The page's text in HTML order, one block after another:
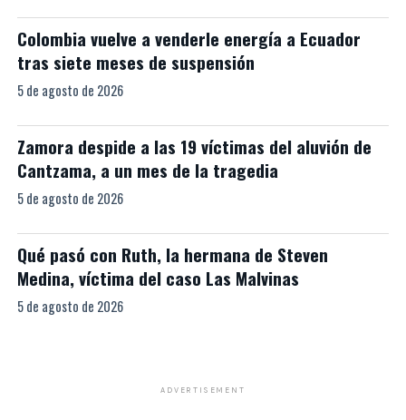
Colombia vuelve a venderle energía a Ecuador
tras siete meses de suspensión
5 de agosto de 2026
Zamora despide a las 19 víctimas del aluvión de
Cantzama, a un mes de la tragedia
5 de agosto de 2026
Qué pasó con Ruth, la hermana de Steven
Medina, víctima del caso Las Malvinas
5 de agosto de 2026
ADVERTISEMENT